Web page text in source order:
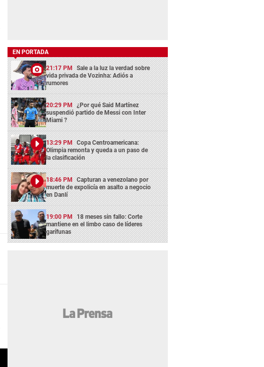
EN PORTADA
21:17 PM Sale a la luz la verdad sobre
vida privada de Vozinha: Adiós a
rumores
20:29 PM ¿Por qué Said Martínez
suspendió partido de Messi con Inter
Miami ?
13:29 PM Copa Centroamericana:
Olimpia remonta y queda a un paso de
la clasificación
18:46 PM Capturan a venezolano por
muerte de expolicía en asalto a negocio
en Danlí
19:00 PM 18 meses sin fallo: Corte
mantiene en el limbo caso de líderes
garífunas